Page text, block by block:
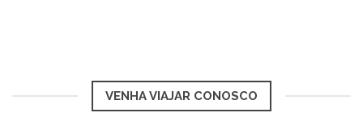
VENHA VIAJAR CONOSCO